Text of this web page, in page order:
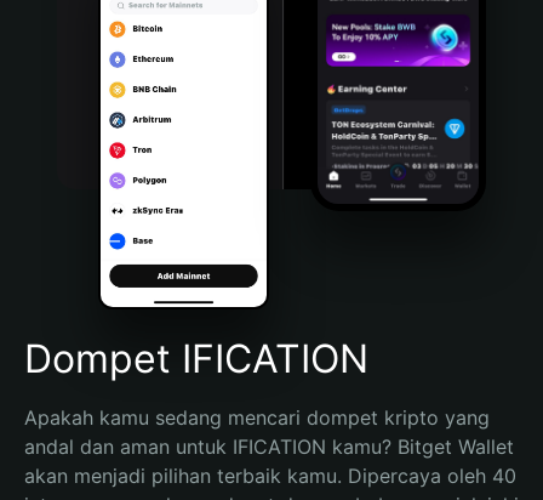
Português (Portugal)
Bahasa Indonesia
Português (Brasil)
Español (Argentina)
Dompet IFICATION
Apakah kamu sedang mencari dompet kripto yang
andal dan aman untuk IFICATION kamu? Bitget Wallet
akan menjadi pilihan terbaik kamu. Dipercaya oleh 40